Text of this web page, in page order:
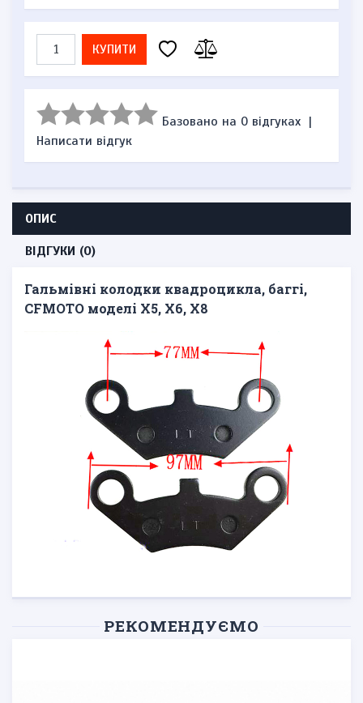
КУПИТИ
Базовано на 0 відгуках |
Написати відгук
ОПИС
ВІДГУКИ (0)
Гальмівні колодки квадроцикла, баггі,
CFMOTO моделі X5, X6, X8
РЕКОМЕНДУЄМО